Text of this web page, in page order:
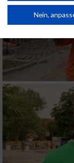
von Inhalten.
Daten können
Website/App.
Partnerliste
IAB-
Speichern von
auf einem
Verwendung
von
Nein,